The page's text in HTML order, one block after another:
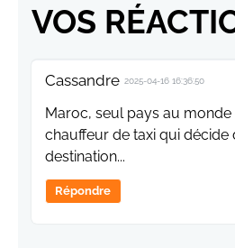
VOS
Cassandre 2025-04-16 16:36:50
Maroc, seul pays au
chauffeur de taxi qui décide
destination...
Répondre